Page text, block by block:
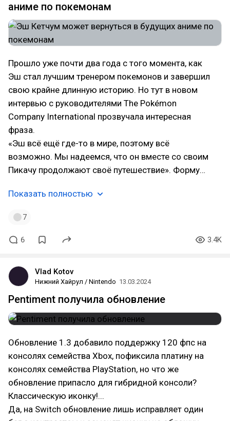
аниме по покемонам
Прошло уже почти два года с того момента, как
Эш стал лучшим тренером покемонов и завершил
свою крайне длинную историю. Но тут в новом
интервью с руководителями The Pokémon
Company International прозвучала интересная
фраза.
«Эш всё ещё где-то в мире, поэтому всё
возможно. Мы надеемся, что он вместе со своим
Пикачу продолжают своё путешествие». Форму…
Показать полностью
7
6 3.4K
Vlad Kotov
Нижний Хайрул / Nintendo 13.03.2024
Pentiment получила обновление
Обновление 1.3 добавило поддержку 120 фпс на
консолях семейства Xbox, пофиксила платину на
консолях семейства PlayStation, но что же
обновление припасло для гибридной консоли?
Классическую иконку!...
Да, на Switch обновление лишь исправляет один